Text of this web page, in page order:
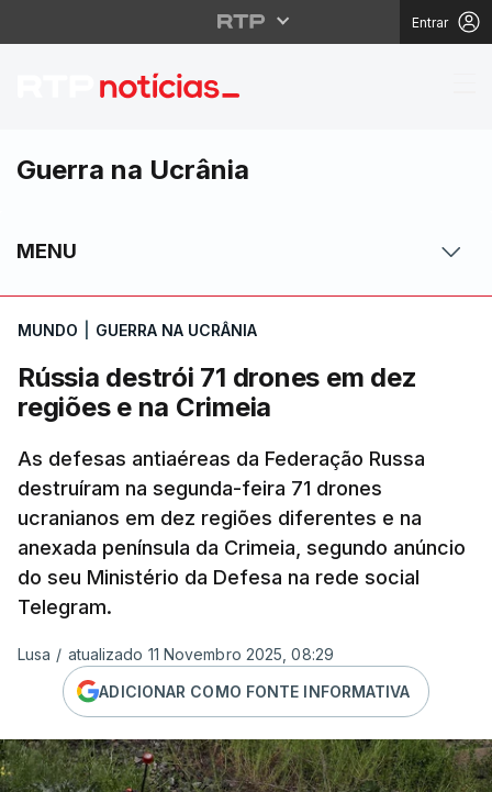
Entrar
Rússia destrói 71
Guerra na Ucrânia
MENU
MUNDO GUERRA NA UCRÂNIA
Rússia destrói 71 drones em dez
regiões e na Crimeia
As defesas antiaéreas da Federação Russa
destruíram na segunda-feira 71 drones
ucranianos em dez regiões diferentes e na
anexada península da Crimeia, segundo anúncio
do seu Ministério da Defesa na rede social
Telegram.
Lusa / atualizado 11 Novembro 2025, 08:29
ADICIONAR COMO FONTE INFORMATIVA